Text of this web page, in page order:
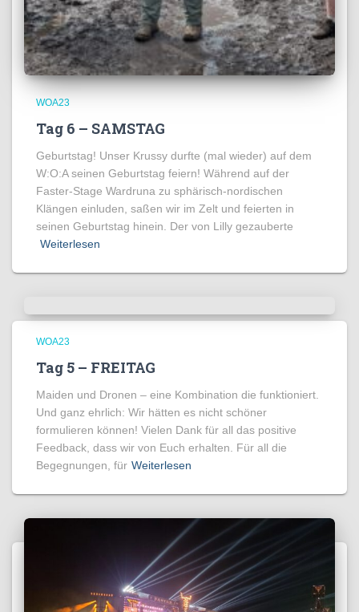
WOA23
Tag 6 – SAMSTAG
Geburtstag! Unser Krussy durfte (mal wieder) auf dem
W:O:A seinen Geburtstag feiern! Während auf der
Faster-Stage Wardruna zu sphärisch-nordischen
Klängen einluden, saßen wir im Zelt und feierten in
seinen Geburtstag hinein. Der von Lilly gezauberte
Weiterlesen
WOA23
Tag 5 – FREITAG
Maiden und Dronen – eine Kombination die funktioniert.
Und ganz ehrlich: Wir hätten es nicht schöner
formulieren können! Vielen Dank für all das positive
Feedback, dass wir von Euch erhalten. Für all die
Begegnungen, für Weiterlesen